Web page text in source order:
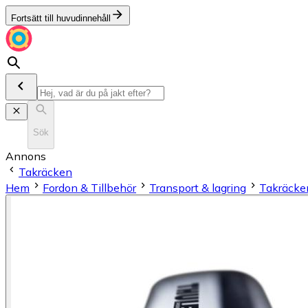
Fortsätt till huvudinnehåll
Sök
Annons
Takräcken
Hem
Fordon & Tillbehör Transport & lagring